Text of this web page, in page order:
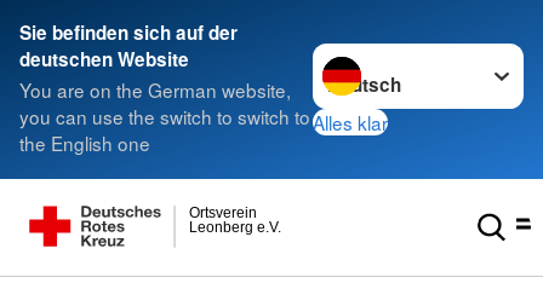
Sie befinden sich auf der
deutschen Website
You are on the German website,
you can use the switch to switch to
the English one
Sprache wechseln zu
Alles klar
Leonberg e.V.
Ortsverein